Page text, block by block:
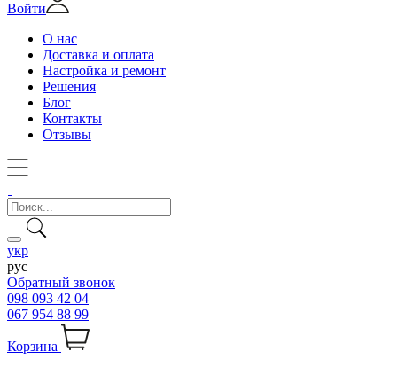
Войти
О нас
Доставка и оплата
Настройка и ремонт
Решения
Блог
Контакты
Отзывы
укр
рус
Обратный звонок
098 093 42 04
067 954 88 99
Корзина